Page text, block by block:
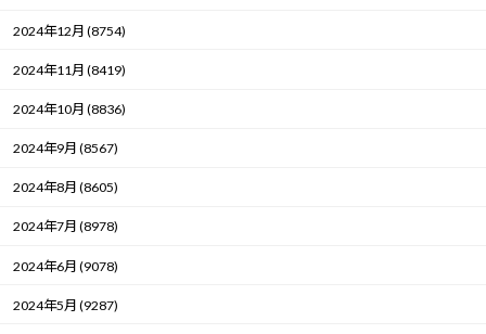
2024年12月 (8754)
2024年11月 (8419)
2024年10月 (8836)
2024年9月 (8567)
2024年8月 (8605)
2024年7月 (8978)
2024年6月 (9078)
2024年5月 (9287)